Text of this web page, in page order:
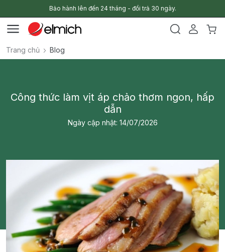
Bảo hành lên đến 24 tháng - đổi trả 30 ngày.
Trang chủ Blog
Công thức làm vịt áp chảo thơm ngon, hấp
dẫn
Ngày cập nhật: 14/07/2026